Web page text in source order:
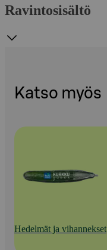
Ravintosisältö
Katso myös
Hedelmät ja vihannekset